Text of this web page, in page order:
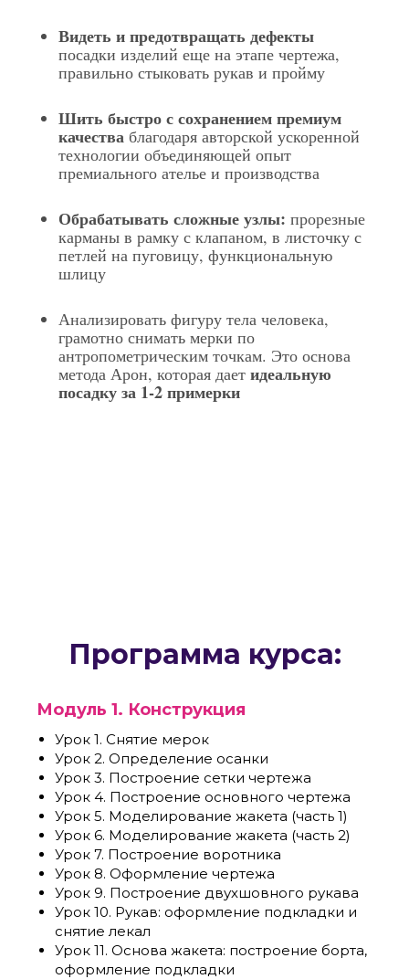
Видеть и предотвращать дефекты
посадки изделий еще на этапе чертежа,
правильно стыковать рукав и пройму
Шить быстро с сохранением премиум
качества благодаря авторской ускоренной
технологии объединяющей опыт
премиального ателье и производства
Обрабатывать сложные узлы: прорезные
карманы в рамку с клапаном, в листочку с
петлей на пуговицу, функциональную
шлицу
Анализировать фигуру тела человека,
грамотно снимать мерки по
антропометрическим точкам. Это основа
метода Арон, которая дает идеальную
посадку за 1-2 примерки
Программа курса:
Модуль 1. Конструкция
Урок 1. Снятие мерок
Урок 2. Определение осанки
Урок 3. Построение сетки чертежа
Урок 4. Построение основного чертежа
Урок 5. Моделирование жакета (часть 1)
Урок 6. Моделирование жакета (часть 2)
Урок 7. Построение воротника
Урок 8. Оформление чертежа
Урок 9. Построение двухшовного рукава
Урок 10. Рукав: оформление подкладки и
снятие лекал
Урок 11. Основа жакета: построение борта,
оформление подкладки